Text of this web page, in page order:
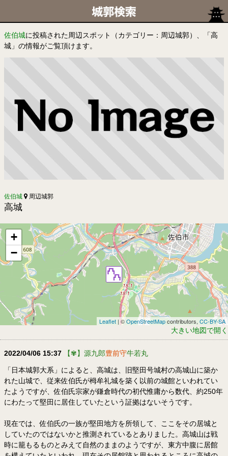
佐伯城に投稿された周辺スポット（カテゴリー：周辺城郭）、「高
城」の情報がご覧頂けます。
佐伯城 周辺城郭
高城
+
−
Leaflet | ©OpenStreetMapcontributors, CC-BY-SA
大きい地図で開く
2022/04/06 15:37 【✾】源九郎豊前守牛若丸
「日本城郭大系」によると、高城は、旧堅田号城村の高城山に築か
れた山城で、従来佐伯氏が栂牟礼城を築く以前の城館といわれてい
たようですが、佐伯氏宗家が鎌倉時代の初代惟庸から数代、約250年
にわたって堅田に居住していたという証拠はないそうです。
現在では、佐伯氏の一族が堅田地方を所領して、ここをその居城と
していたのではないかと推測されているとありました。高城山は戦
時に籠もるものとみえて自然のままのようですが、東方中腹に居館